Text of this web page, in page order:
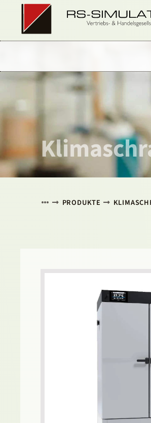
PRODUKTE